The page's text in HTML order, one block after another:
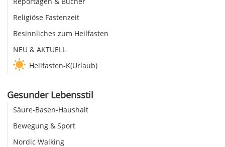
Religiöse Fastenzeit
Besinnliches zum Heilfasten
NEU & AKTUELL
Heilfasten-K(Urlaub)
Gesunder Lebensstil
Säure-Basen-Haushalt
Bewegung & Sport
Nordic Walking